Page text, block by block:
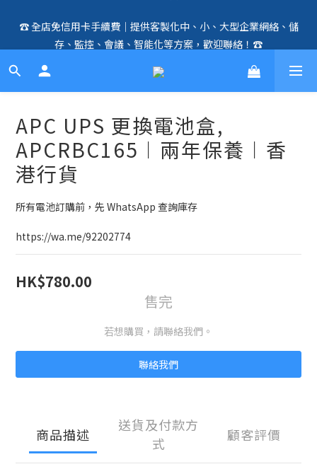
（SSD、HDD、UPS 除外）🛍️
☎️ 全店免信用卡手續費｜提供客製化中、小、大型企業網絡、儲
存、監控、會議、智能化等方案，歡迎聯絡！☎️
🛍️  全店免信用卡手續費、購物滿 HK$1000，即享免運優惠！
APC UPS 更換電池盒,
APCRBC165︱兩年保養︱香
港行貨
所有電池訂購前，先 WhatsApp 查詢庫存
https://wa.me/92202774
HK$780.00
售完
若想購買，請聯絡我們。
聯絡我們
商品描述
送貨及付款方
式
顧客評價